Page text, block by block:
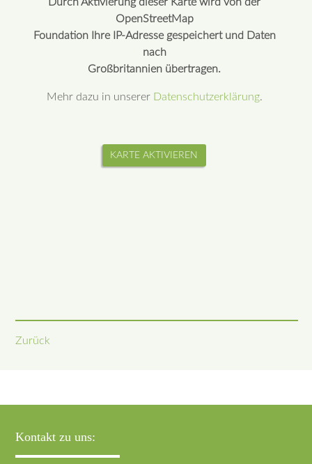
OpenStreetMap
Foundation Ihre IP-Adresse gespeichert und Daten
nach
Großbritannien übertragen.
Mehr dazu in unserer Datenschutzerklärung.
KARTE AKTIVIEREN
Zurück
Kontakt zu uns: